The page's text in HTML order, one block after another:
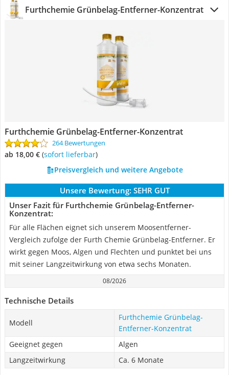
Furthchemie Grünbelag-Entferner-Konzentrat
Furthchemie Grünbelag-Entferner-Konzentrat
264 Bewertungen
ab 18,00 € ( Sofort lieferbar)
Preisvergleich und weitere Angebote
Unsere Bewertung: SEHR GUT
Unser Fazit für Furthchemie Grünbelag-Entferner-
Konzentrat:
Für alle Flächen eignet sich unserem Moosentferner-
Vergleich zufolge der Furth Chemie Grünbelag-Entferner. Er
wirkt gegen Moos, Algen und Flechten und punktet bei uns
mit seiner Langzeitwirkung von etwa sechs Monaten.
08/2026
Technische Details
Modell
Furthchemie Grünbelag-
Entferner-Konzentrat
Geeignet gegen
Algen
Langzeitwirkung
Ca. 6 Monate